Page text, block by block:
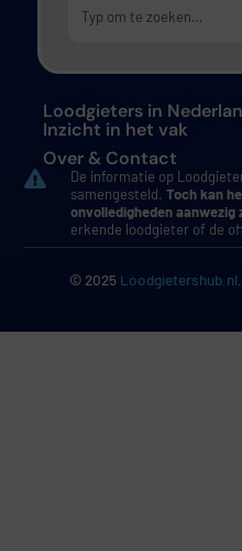
Over & Contact
Inzicht in het vak
Loodgieters in
© 2025 Loodgietershub.nl
De informatie op
samengesteld.Toch kan
onvolledigheden aanwezig
erkende loodgieter of de